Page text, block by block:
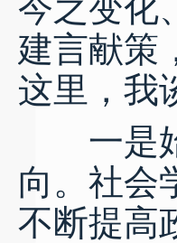
今之变化
建言献策
这里，我
一是始
向。社会
不断提高